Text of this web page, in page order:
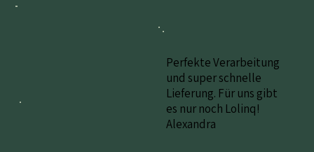
Perfekte Verarbeitung
und super schnelle
Lieferung. Für uns gibt
es nur noch Lolinq!
Alexandra